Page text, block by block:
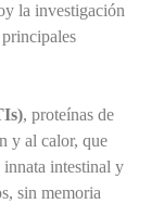
la investigación
, proteínas de
y al calor, que
intestinal y
sin memoria